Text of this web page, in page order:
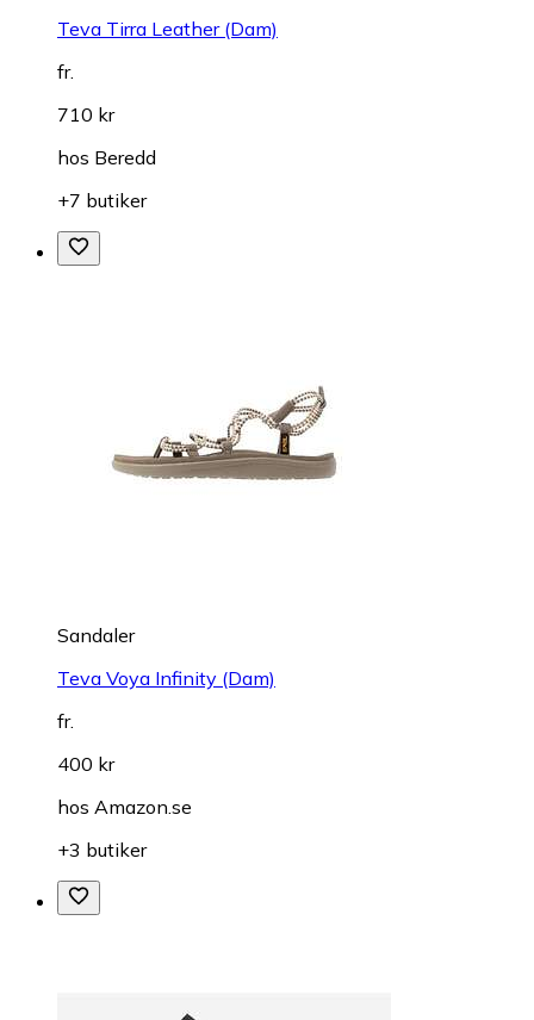
Teva Tirra Leather (Dam)
fr.
710 kr
hos Beredd
+7 butiker
Sandaler
Teva Voya Infinity (Dam)
fr.
400 kr
hos Amazon.se
+3 butiker